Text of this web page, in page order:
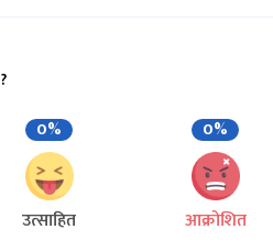
0%
उत्साहित
0%
आक्रोशित